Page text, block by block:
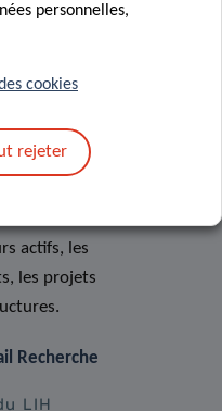
du LIH
actifs, les
les projets
Recherche
LIH
personnelles,
cookies
rejeter